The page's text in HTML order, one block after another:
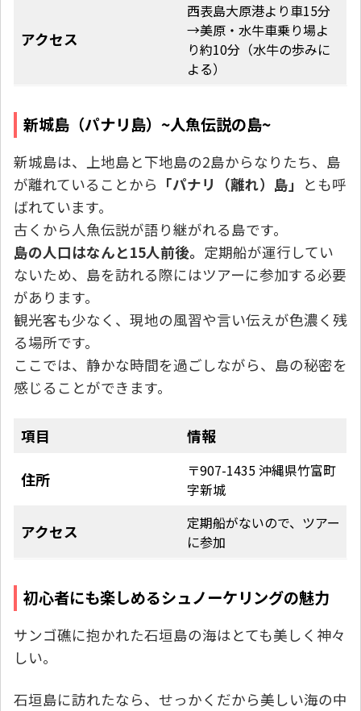
アクセス
西表島大原港より車15分
→美原・水牛車乗り場よ
り約10分（水牛の歩みに
よる）
新城島（パナリ島）~人魚伝説の島~
新城島は、上地島と下地島の2島からなりたち、島
が離れていることから 「パナリ（離れ）島」 とも呼
ばれています。
古くから人魚伝説が語り継がれる島です。
島の人口はなんと15人前後。 定期船が運行してい
ないため、島を訪れる際にはツアーに参加する必要
があります。
観光客も少なく、現地の風習や言い伝えが色濃く残
る場所です。
ここでは、静かな時間を過ごしながら、島の秘密を
感じることができます。
項目 情報
住所
〒907-1435 沖縄県竹富町
字新城
アクセス
定期船がないので、ツアー
に参加
初心者にも楽しめるシュノーケリングの魅力
サンゴ礁に抱かれた石垣島の海はとても美しく神々
しい。
石垣島に訪れたなら、せっかくだから美しい海の中